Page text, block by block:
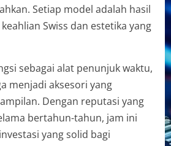
Setiap model adalah hasil
Swiss dan estetika yang
sebagai alat penunjuk waktu,
menjadi aksesori yang
Dengan reputasi yang
bertahun-tahun, jam ini
yang solid bagi